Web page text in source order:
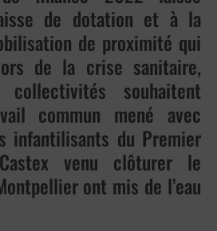
de dotation et à la
de proximité qui
de la crise sanitaire,
collectivités souhaitent
commun mené avec
infantilisants du Premier
venu clôturer le
ont mis de l’eau